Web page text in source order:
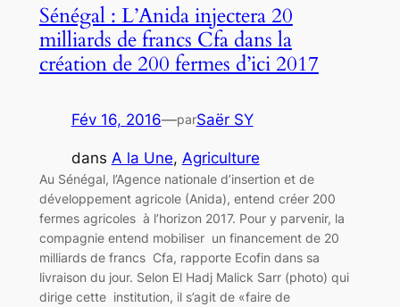
Sénégal : L’Anida injectera 20
milliards de francs Cfa dans la
création de 200 fermes d’ici 2017
Fév 16, 2016—parSaër SY
dans A la Une, Agriculture
Au Sénégal, l’Agence nationale d’insertion et de
développement agricole (Anida), entend créer 200
fermes agricoles à l’horizon 2017. Pour y parvenir, la
compagnie entend mobiliser un financement de 20
milliards de francs Cfa, rapporte Ecofin dans sa
livraison du jour. Selon El Hadj Malick Sarr (photo) qui
dirige cette institution, il s’agit de «faire de